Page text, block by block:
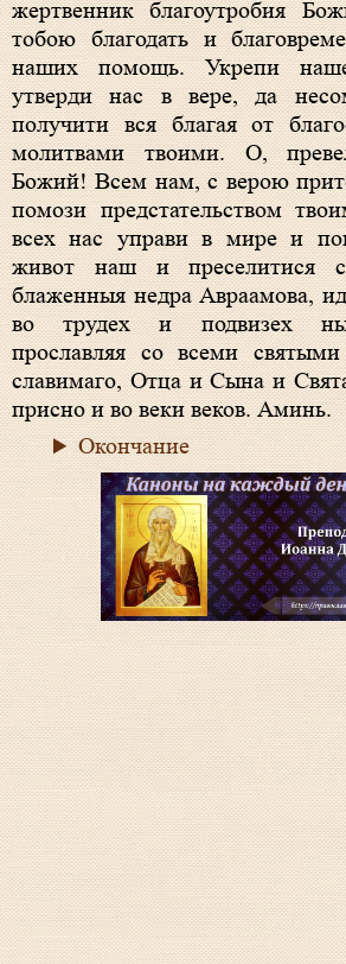
жертвенник благоутробия
тобою благодать и
наших помощь. Укрепи
утверди нас в вере, да
получити вся благая от
молитвами твоими. О,
Божий! Всем нам, с верою
помози предстательством
всех нас управи в мире и
живот наш и преселитися
блаженныя недра Авраамова,
во трудех и подвизех
прославляя со всеми
славимаго, Отца и Сына и
присно и во веки веков. Аминь.
Окончание